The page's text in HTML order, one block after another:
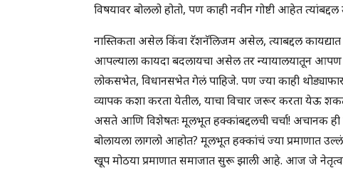
विषयावर बोललो होतो, पण काही नवीन गोष्टी आहेत
नास्तिकता असेल किंवा रॅशनॅलिजम असेल, त्याबद्दल
आपल्याला कायदा बदलायचा असेल तर न्यायालयातून
लोकसभेत, विधानसभेत गेलं पाहिजे. पण ज्या काही थोड्याफार
व्यापक कशा करता येतील, याचा विचार जरूर करता येऊ
असते आणि विशेषतः मूलभूत हक्कांबद्दलची चर्चा! अचानक
बोलायला लागलो आहोत? मूलभूत हक्कांचं ज्या
खूप मोठया प्रमाणात समाजात सुरू झाली आहे. आज जे